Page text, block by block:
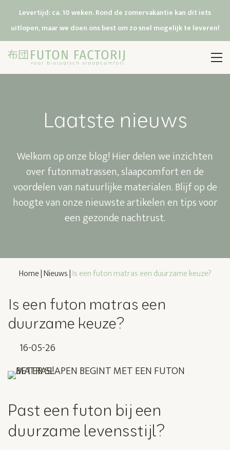
Levertijd: ca. 10 weken. Rond de zomervakantie kan dit iets
uitlopen, maar we doen ons best om zo snel mogelijk te leveren!
Laatste nieuws
Welkom op onze blog! Hier delen we inzichten
over futonmatrassen, slaapcomfort en de
voordelen van natuurlijke materialen. Blijf op de
hoogte van onze nieuwste artikelen en tips voor
een gezonde nachtrust.
Home|Nieuws|Is een futon matras een duurzame keuze?
Is een futon matras een
duurzame keuze?
16-05-26
Past een futon bij een
duurzame levensstijl?